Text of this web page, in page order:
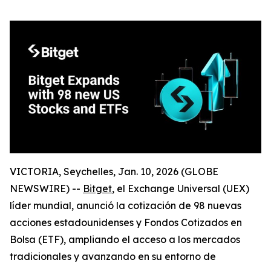
VICTORIA, Seychelles, Jan. 10, 2026 (GLOBE
NEWSWIRE) -- Bitget, el Exchange Universal (UEX)
líder mundial, anunció la cotización de 98 nuevas
acciones estadounidenses y Fondos Cotizados en
Bolsa (ETF), ampliando el acceso a los mercados
tradicionales y avanzando en su entorno de